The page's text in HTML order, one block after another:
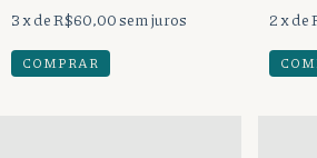
3 x deR$60,00sem juros
COMPRAR
2 x de